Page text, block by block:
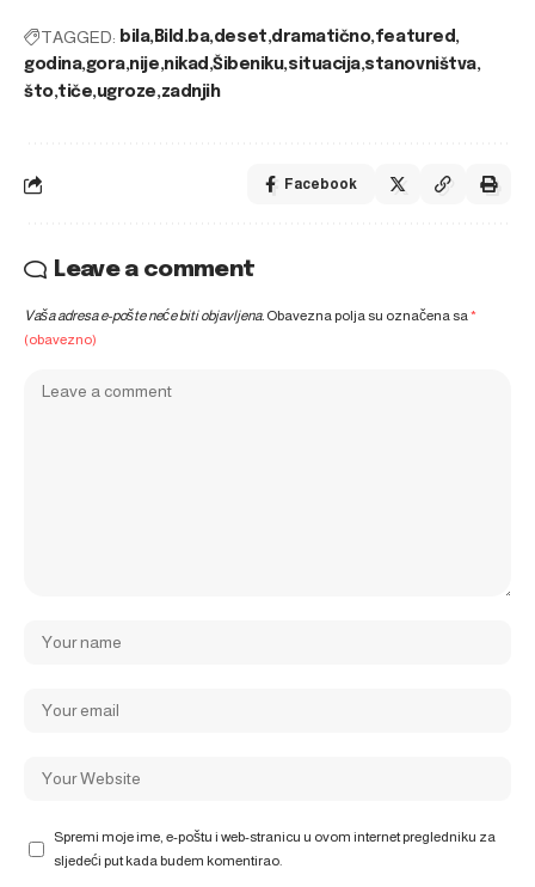
TAGGED: bila Bild.ba deset dramatično featured
godina gora nije nikad Šibeniku situacija stanovništva
što tiče ugroze zadnjih
Facebook
Leave a comment
Vaša adresa e-pošte neće biti objavljena. Obavezna polja su označena sa*
(obavezno)
Spremi moje ime, e-poštu i web-stranicu u ovom internet pregledniku za
sljedeći put kada budem komentirao.